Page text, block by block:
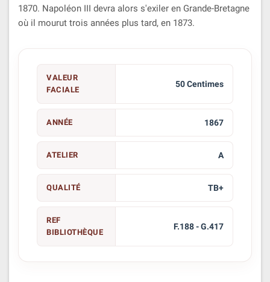
1870. Napoléon III devra alors s'exiler en Grande-Bretagne
où il mourut trois années plus tard, en 1873.
VALEUR
FACIALE
50 Centimes
ANNÉE 1867
ATELIER A
QUALITÉ TB+
REF
BIBLIOTHÈQUE
F.188 - G.417